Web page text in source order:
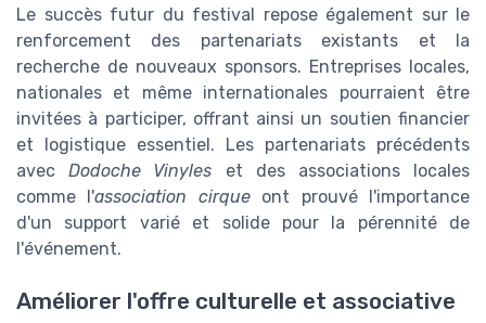
Le succès futur du festival repose également sur le
renforcement des partenariats existants et la
recherche de nouveaux sponsors. Entreprises locales,
nationales et même internationales pourraient être
invitées à participer, offrant ainsi un soutien financier
et logistique essentiel. Les partenariats précédents
avecDodoche Vinyles et des associations locales
comme l'association cirqueont prouvé l'importance
d'un support varié et solide pour la pérennité de
l'événement.
Améliorer l'offre culturelle et associative